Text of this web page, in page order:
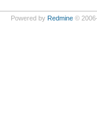
Powered by Redmine© 2006-